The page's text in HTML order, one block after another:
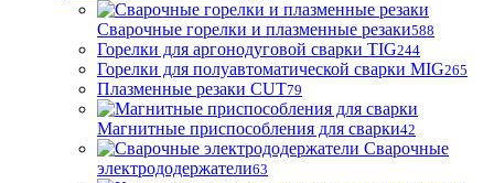
Сварочные горелки и плазменные резаки588
Горелки для аргонодуговой сварки TIG244
Горелки для полуавтоматической сварки MIG265
Плазменные резаки CUT79
Магнитные приспособления для сварки42
Сварочные
электрододержатели63